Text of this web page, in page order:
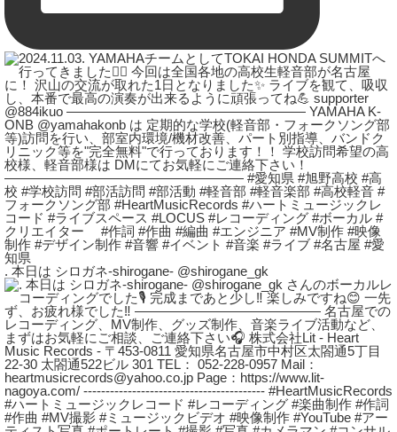
. 本日は シロガネ-shirogane- @shirogane_gk